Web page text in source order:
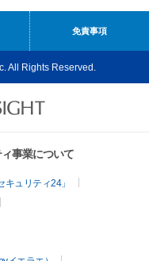
免責事項
All Rights Reserved.
事業について
ュリティ24」